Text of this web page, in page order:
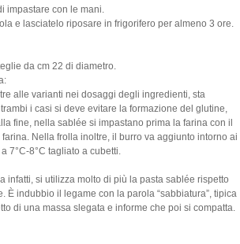
impastare con le mani.
e lasciatelo riposare in frigorifero per almeno 3 ore.
da cm 22 di diametro.
alle varianti nei dosaggi degli ingredienti, sta
i casi si deve evitare la formazione del glutine,
fine, nella sablée si impastano prima la farina con il
Nella frolla inoltre, il burro va aggiunto intorno ai
7°C-8°C tagliato a cubetti.
infatti, si utilizza molto di più la pasta sablée rispetto
È indubbio il legame con la parola “sabbiatura”, tipica
di una massa slegata e informe che poi si compatta.